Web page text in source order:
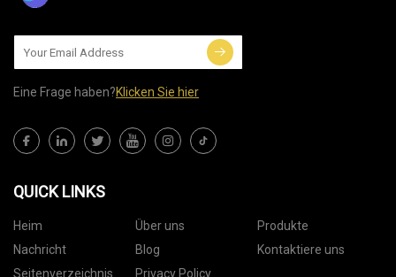
Eine Frage haben?Klicken Sie hier
QUICK LINKS
Heim Über uns
Produkte
Nachricht
Blog
Kontaktiere uns
Seitenverzeichnis
Privacy Policy